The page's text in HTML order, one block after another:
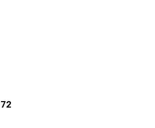
72